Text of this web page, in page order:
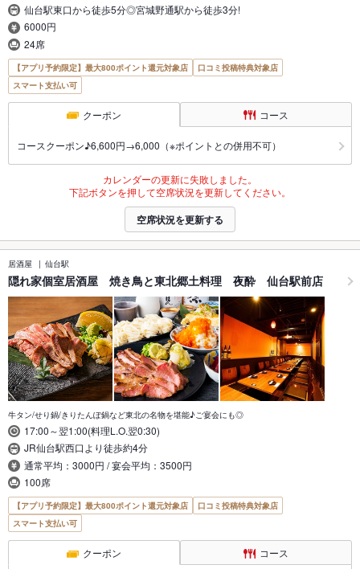
仙台駅東口から徒歩5分◎宮城野通駅から徒歩3分!
6000円
24席
【アプリ予約限定】最大800ポイント還元対象店
口コミ投稿特典対象店
スマート支払い可
クーポン コース
コースクーポン♪6,600円→6,000（※ポイントとの併用不可）
カレンダーの更新に失敗しました。
下記ボタンを押して空席状況を更新してください。
空席状況を更新する
居酒屋 仙台駅
隠れ家個室居酒屋 焼き鳥と東北郷土料理 夜酔 仙台駅前店
牛タン/せり鍋/きりたんぽ鍋など東北の名物を堪能♪ご宴会にも◎
17:00～翌1:00(料理L.O.翌0:30)
JR仙台駅西口より徒歩約4分
通常平均：3000円 / 宴会平均：3500円
100席
【アプリ予約限定】最大800ポイント還元対象店
口コミ投稿特典対象店
スマート支払い可
クーポン コース